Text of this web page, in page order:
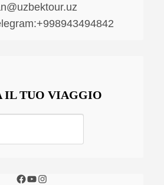
IL TUO VIAGGIO